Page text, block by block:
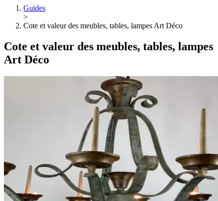
Guides
>
Cote et valeur des meubles, tables, lampes Art Déco
Cote et valeur des meubles, tables, lampes
Art Déco